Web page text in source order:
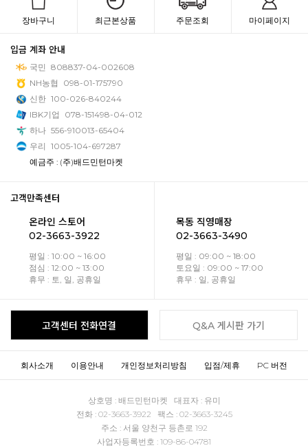
장바구니 최근본상품 주문조회 마이페이지
입금 계좌 안내
국민 808837-04-002608
NH농협
098-01-175790
신한 100-026-840244
IBK기업
078-151498-04-012
하나 556-910013-65404
우리 1005-104-697287
예금주 : (주)배드민턴마켓
고객만족센터
온라인 스토어
02-3663-3922
평일 : 10:00 ~ 16:00
점심 : 12:00 ~ 13:00
휴무 : 토, 일, 공휴일
목동 직영매장
02-3663-3490
평일 : 09:00 ~ 18:00
토요일 : 09:00 ~ 17:00
휴무 : 일, 공휴일
고객센터 전화연결 Q&A 게시판 가기
회사소개 이용안내 개인정보처리방침 입점/제휴 PC 버전
상호명 : 배드민턴마켓 대표자 : 유미
전화 : 02-3663-3922 팩스 : 02-3663-3245
주소 : 서울 양천구 등촌로 192
사업자등록번호 : 109-86-04781